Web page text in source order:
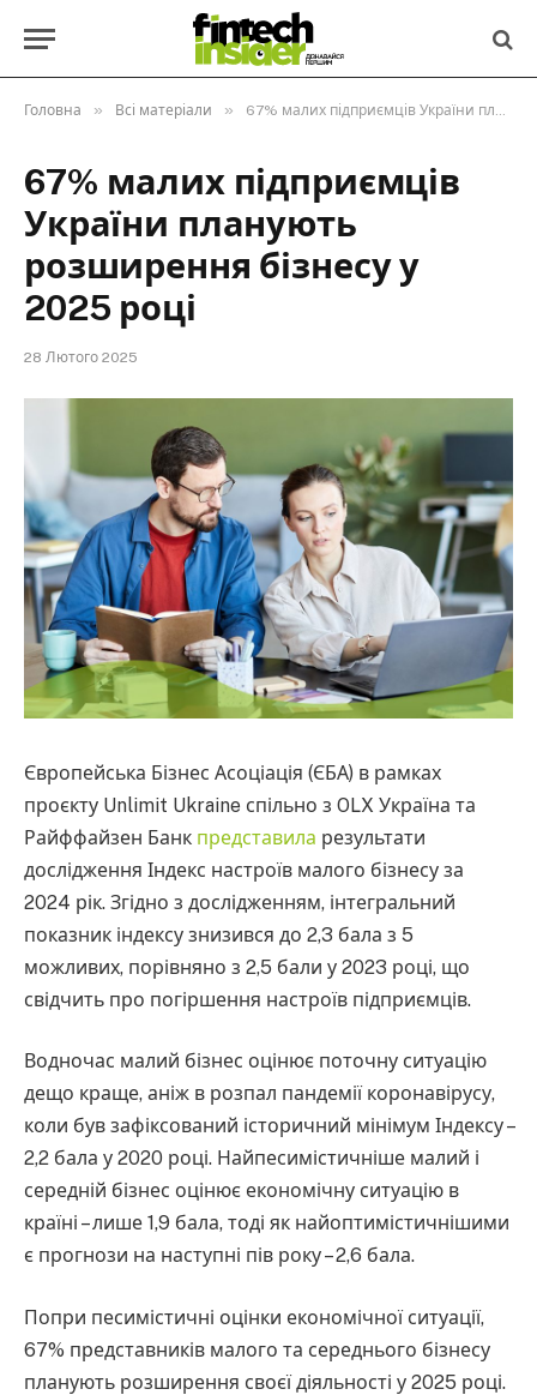
Головна » Всі матеріали » 67% малих підприємців України планують розширення бізнесу у 2025 році
67% малих підприємців
України планують
розширення бізнесу у
2025 році
28 Лютого 2025
Європейська Бізнес Асоціація (ЄБА) в рамках
проєкту Unlimit Ukraine спільно з OLX Україна та
Райффайзен Банк представила результати
дослідження Індекс настроїв малого бізнесу за
2024 рік. Згідно з дослідженням, інтегральний
показник індексу знизився до 2,3 бала з 5
можливих, порівняно з 2,5 бали у 2023 році, що
свідчить про погіршення настроїв підприємців.
Водночас малий бізнес оцінює поточну ситуацію
дещо краще, аніж в розпал пандемії коронавірусу,
коли був зафіксований історичний мінімум Індексу –
2,2 бала у 2020 році. Найпесимістичніше малий і
середній бізнес оцінює економічну ситуацію в
країні – лише 1,9 бала, тоді як найоптимістичнішими
є прогнози на наступні пів року – 2,6 бала.
Попри песимістичні оцінки економічної ситуації,
67% представників малого та середнього бізнесу
планують розширення своєї діяльності у 2025 році.